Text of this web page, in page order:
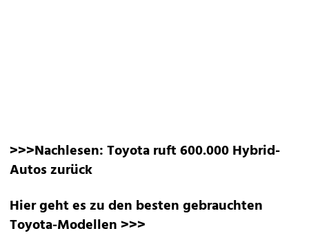
>>>Nachlesen:Toyota ruft 600.000 Hybrid-
Autos zurück
Hier geht es zu den besten gebrauchten
Toyota-Modellen >>>